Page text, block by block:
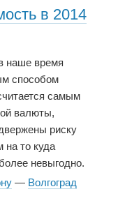
в 2014
наше время
способом
самым
валюты,
риску
на то куда
невыгодно.
— Волгоград